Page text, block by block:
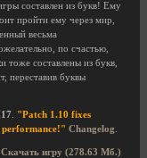
составлен из букв! Ему
пройти ему через мир,
весьма
по счастью,
тоже составлены из букв,
переставив буквы
"Patch 1.10 fixes
performance!" Changelog
Скачать игру (278.63 Мб.)